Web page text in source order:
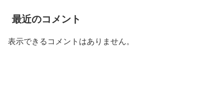
最近のコメント
表示できるコメントはありません。